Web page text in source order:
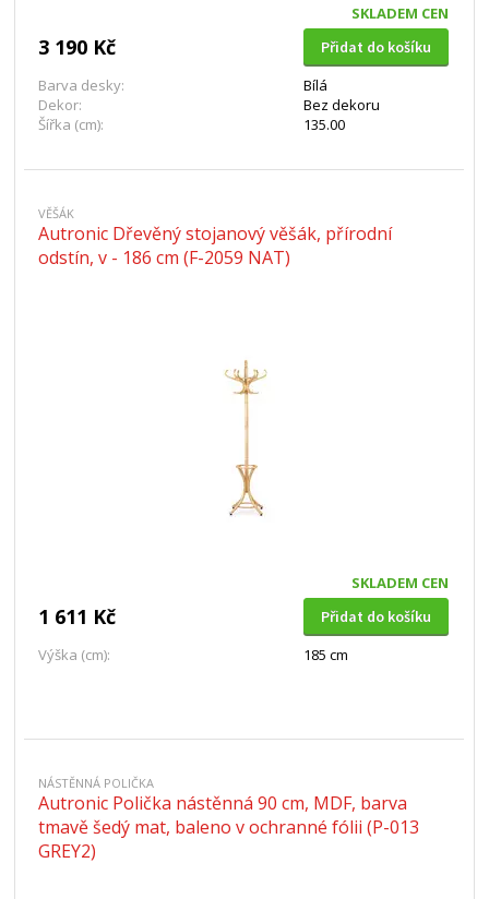
SKLADEM CEN
3 190 Kč
Přidat do košíku
Barva desky:
Bílá
Dekor:
Bez dekoru
Šířka (cm):
135.00
VĚŠÁK
Autronic Dřevěný stojanový věšák, přírodní
odstín, v - 186 cm (F-2059 NAT)
SKLADEM CEN
1 611 Kč
Přidat do košíku
Výška (cm):
185 cm
NÁSTĚNNÁ POLIČKA
Autronic Polička nástěnná 90 cm, MDF, barva
tmavě šedý mat, baleno v ochranné fólii (P-013
GREY2)